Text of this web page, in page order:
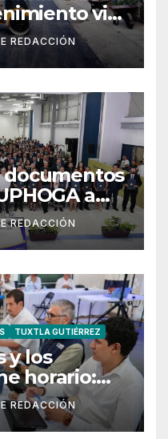
vial
en
del
REDACCIÓN
documentos
a
posgrado
REDACCIÓN
TUXTLA GUTIÉRREZ
y los
horario:
REDACCIÓN